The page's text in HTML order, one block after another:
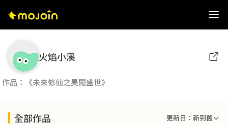
火焰小溪
作品：《未來修仙之昊闖盛世》
全部作品 更新日：新到舊